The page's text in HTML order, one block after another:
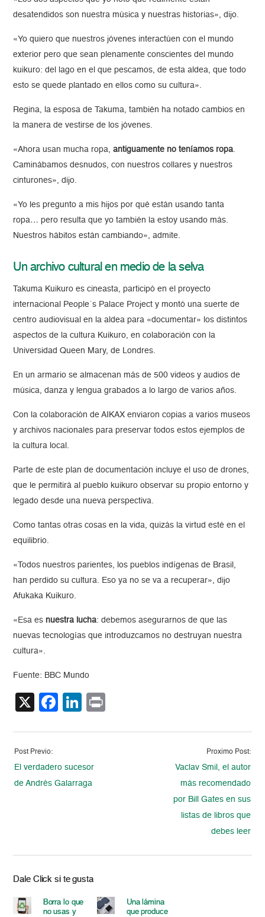
desatendidos son nuestra música y nuestras historias», dijo.
«Yo quiero que nuestros jóvenes interactúen con el mundo
exterior pero que sean plenamente conscientes del mundo
kuikuro: del lago en el que pescamos, de esta aldea, que todo
esto se quede plantado en ellos como su cultura».
Regina, la esposa de Takuma, también ha notado cambios en
la manera de vestirse de los jóvenes.
«Ahora usan mucha ropa,antiguamente no teníamos ropa.
Caminábamos desnudos, con nuestros collares y nuestros
cinturones», dijo.
«Yo les pregunto a mis hijos por qué están usando tanta
ropa… pero resulta que yo también la estoy usando más.
Nuestros hábitos están cambiando», admite.
Un archivo cultural en medio de la selva
Takuma Kuikuro es cineasta, participó en el proyecto
internacional People´s Palace Project y montó una suerte de
centro audiovisual en la aldea para «documentar» los distintos
aspectos de la cultura Kuikuro, en colaboración con la
Universidad Queen Mary, de Londres.
En un armario se almacenan más de 500 videos y audios de
música, danza y lengua grabados a lo largo de varios años.
Con la colaboración de AIKAX enviaron copias a varios museos
y archivos nacionales para preservar todos estos ejemplos de
la cultura local.
Parte de este plan de documentación incluye el uso de drones,
que le permitirá al pueblo kuikuro observar su propio entorno y
legado desde una nueva perspectiva.
Como tantas otras cosas en la vida, quizás la virtud esté en el
equilibrio.
«Todos nuestros parientes, los pueblos indígenas de Brasil,
han perdido su cultura. Eso ya no se va a recuperar», dijo
Afukaka Kuikuro.
«Esa es nuestra lucha: debemos asegurarnos de que las
nuevas tecnologías que introduzcamos no destruyan nuestra
cultura».
Fuente: BBC Mundo
X Facebook
LinkedIn
Post Previo:
El verdadero sucesor
de Andrés Galarraga
Proximo Post:
Vaclav Smil, el autor
más recomendado
por Bill Gates en sus
listas de libros que
debes leer
Dale Click si te gusta
Borra lo que
no usas y
Una lámina
que produce